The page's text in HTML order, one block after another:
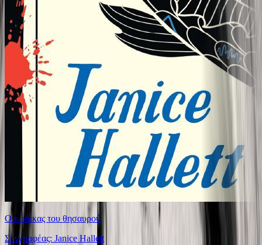
Ο κώδικας του θησαυρού
Συγγραφέας: Janice Hallett